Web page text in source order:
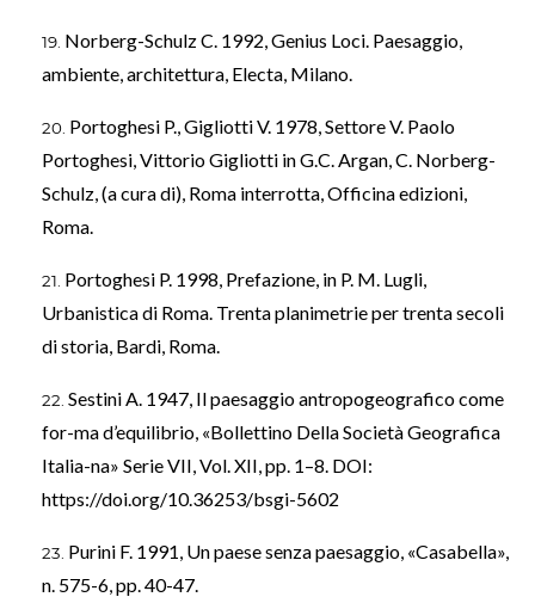
Norberg-Schulz C. 1992, Genius Loci. Paesaggio,
ambiente, architettura, Electa, Milano.
Portoghesi P., Gigliotti V. 1978, Settore V. Paolo
Portoghesi, Vittorio Gigliotti in G.C. Argan, C. Norberg-
Schulz, (a cura di), Roma interrotta, Officina edizioni,
Roma.
Portoghesi P. 1998, Prefazione, in P. M. Lugli,
Urbanistica di Roma. Trenta planimetrie per trenta secoli
di storia, Bardi, Roma.
Sestini A. 1947, Il paesaggio antropogeografico come
for-ma d’equilibrio, «Bollettino Della Società Geografica
Italia-na» Serie VII, Vol. XII, pp. 1–8. DOI:
https://doi.org/10.36253/bsgi-5602
Purini F. 1991, Un paese senza paesaggio, «Casabella»,
n. 575-6, pp. 40-47.